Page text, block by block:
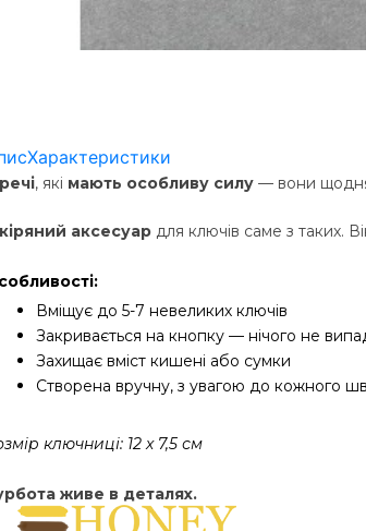
Характеристики
речі, які мають особливу силу — вони щодня
аксесуар для ключів саме з таких.
Вміщує до 5-7 невеликих ключів
Закривається на кнопку — нічого не
Захищає вміст кишені або сумки
Створена вручну, з увагою до кожного
ключниці: 12 х 7,5 см
живе в деталях.